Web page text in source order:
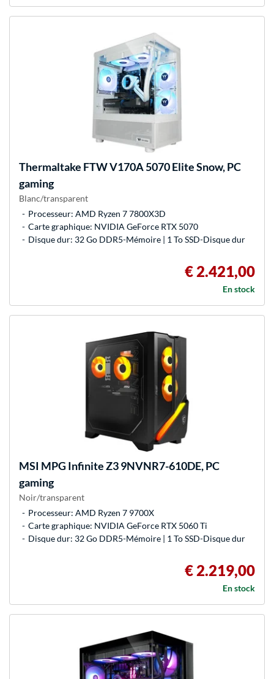
Thermaltake FTW V170A 5070 Elite Snow, PC
gaming
Blanc/transparent
Processeur: AMD Ryzen 7 7800X3D
Carte graphique: NVIDIA GeForce RTX 5070
Disque dur: 32 Go DDR5-Mémoire | 1 To SSD-Disque dur
€ 2.421,00
En stock
MSI MPG Infinite Z3 9NVNR7-610DE, PC
gaming
Noir/transparent
Processeur: AMD Ryzen 7 9700X
Carte graphique: NVIDIA GeForce RTX 5060 Ti
Disque dur: 32 Go DDR5-Mémoire | 1 To SSD-Disque dur
€ 2.219,00
En stock